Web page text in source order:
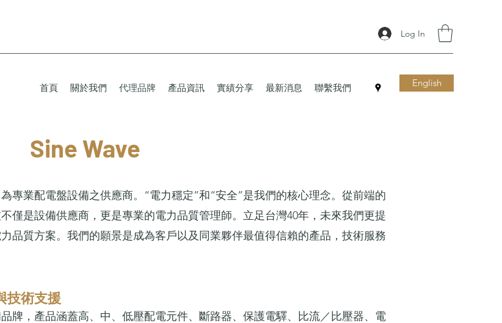
Log In
首頁 關於我們 代理品牌 產品資訊 實績分享 最新消息 聯繫我們 English
Sine Wave
專業配電盤設備之供應商。“電力穩定”和“安全”是我們的核心理念。從前端的
僅是設備供應商，更是專業的電力品質管理師。立足台灣40年，未來我們更提
品質方案。我們的願景是成為客戶以及同業夥伴最值得信賴的產品，技術服務
技術支援
牌，產品涵蓋高、中、低壓配電元件、斷路器、保護電驛、比流／比壓器、電